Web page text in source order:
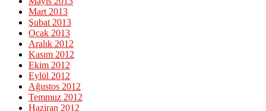
Mart 2013
Şubat 2013
Ocak 2013
Aralık 2012
Kasım 2012
Ekim 2012
Eylül 2012
Ağustos 2012
Temmuz 2012
Haziran 2012